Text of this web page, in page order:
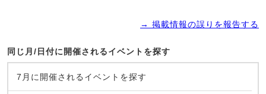
→ 掲載情報の誤りを報告する
同じ月/日付に開催されるイベントを探す
7月に開催されるイベントを探す